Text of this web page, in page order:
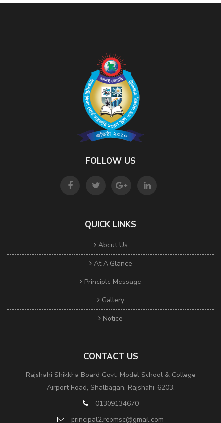
FOLLOW US
QUICK LINKS
About Us
At A Glance
Principle Message
Gallery
Notice
CONTACT US
Rajshahi Shikkha Board Govt. Model School & College
Airport Road, Shalbagan, Rajshahi-6203.
01309134670
principal2.rebmsc@gmail.com